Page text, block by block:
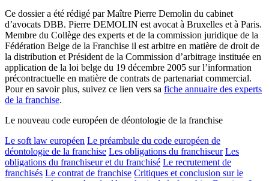
Ce dossier a été rédigé par Maître Pierre Demolin du cabinet
d’avocats DBB. Pierre DEMOLIN est avocat à Bruxelles et à Paris.
Membre du Collège des experts et de la commission juridique de la
Fédération Belge de la Franchise il est arbitre en matière de droit de
la distribution et Président de la Commission d’arbitrage instituée en
application de la loi belge du 19 décembre 2005 sur l’information
précontractuelle en matière de contrats de partenariat commercial.
Pour en savoir plus, suivez ce lien vers sa fiche annuaire des experts
de la franchise.
Le nouveau code européen de déontologie de la franchise
Le soft law européen Le préambule du code européen de
déontologie de la franchise Les obligations du franchiseur Les
obligations du franchiseur et du franchisé Le recrutement de
franchisés Le contrat de franchise Critiques et conclusion sur le